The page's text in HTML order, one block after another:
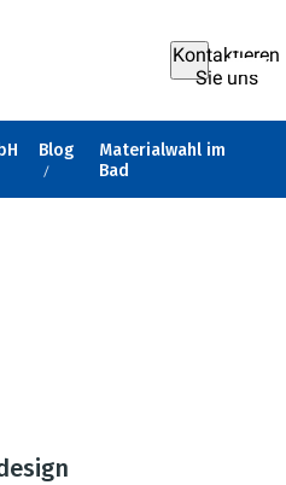
Kontaktieren
Sie uns
Blog
Materialwahl im
Bad